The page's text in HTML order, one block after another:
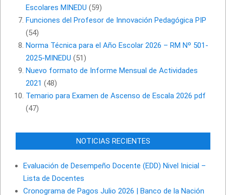
Escolares MINEDU (59)
Funciones del Profesor de Innovación Pedagógica PIP
(54)
Norma Técnica para el Año Escolar 2026 – RM Nº 501-
2025-MINEDU (51)
Nuevo formato de Informe Mensual de Actividades
2021 (48)
Temario para Examen de Ascenso de Escala 2026 pdf
(47)
NOTICIAS RECIENTES
Evaluación de Desempeño Docente (EDD) Nivel Inicial –
Lista de Docentes
Cronograma de Pagos Julio 2026 | Banco de la Nación